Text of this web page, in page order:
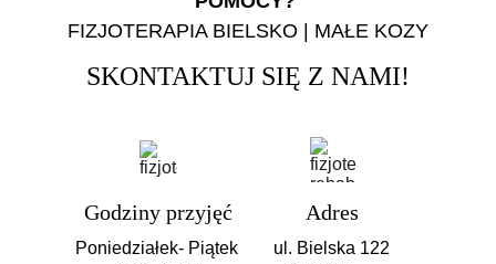
Adres
ul. Bielska 122
Godziny przyjęć
Poniedziałek- Piątek
FIZJOTERAPIA BIELSKO | MAŁE KOZY
SKONTAKTUJ SIĘ Z NAMI!